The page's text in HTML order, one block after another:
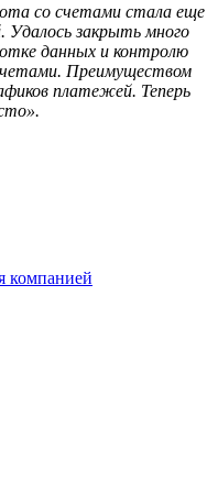
со счетами стала еще
Удалось закрыть много
данных и контролю
Преимуществом
платежей. Теперь
компанией